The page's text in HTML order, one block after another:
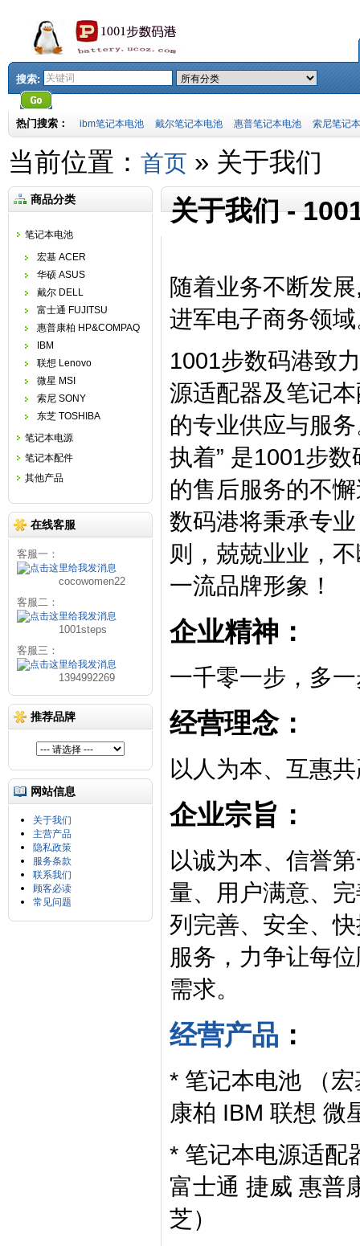
搜索:
热门搜索： ibm笔记本电池 戴尔笔记本电池 惠普笔记本电池 索尼笔记
当前位置： 首页 » 关于我们
商品分类
笔记本电池
宏基 ACER
华硕 ASUS
戴尔 DELL
富士通 FUJITSU
惠普康柏 HP&COMPAQ
IBM
联想 Lenovo
微星 MSI
索尼 SONY
东芝 TOSHIBA
笔记本电源
笔记本配件
其他产品
在线客服
客服一：
cocowomen22
客服二：
1001steps
客服三：
1394992269
推荐品牌
网站信息
关于我们
主营产品
隐私政策
服务条款
联系我们
顾客必读
常见问题
关于我们 -
随着业务不断发
进军电子商务领
1001步数码港致
源适配器及笔记
的专业供应与服
执着” 是1001步
的售后服务的不
数码港将秉承专
则，兢兢业业，
一流品牌形象！
企业精神：
一千零一步，多
经营理念：
以人为本、互惠
企业宗旨：
以诚为本、信誉
量、用户满意、
列完善、安全、
服务，力争让每
需求。
经营产品 ：
* 笔记本电池 （
康柏 IBM 联想 微
* 笔记本电源适配
富士通 捷威 惠普
芝）